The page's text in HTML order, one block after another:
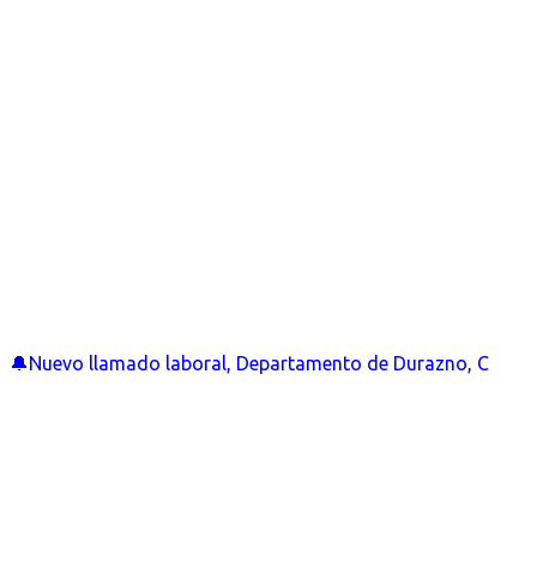
🔔Nuevo llamado laboral, Departamento de Durazno, C